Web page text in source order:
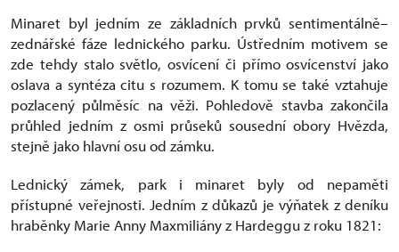
Minaret byl jedním ze základních prvků sentimentálně–
zednářské fáze lednického parku. Ústředním motivem se
zde tehdy stalo světlo, osvícení či přímo osvícenství jako
oslava a syntéza citu s rozumem. K tomu se také vztahuje
pozlacený půlměsíc na věži. Pohledově stavba zakončila
průhled jedním z osmi průseků sousední obory Hvězda,
stejně jako hlavní osu od zámku.
Lednický zámek, park i minaret byly od nepaměti
přístupné veřejnosti. Jedním z důkazů je výňatek z deníku
hraběnky Marie Anny Maxmiliány z Hardeggu z roku 1821: